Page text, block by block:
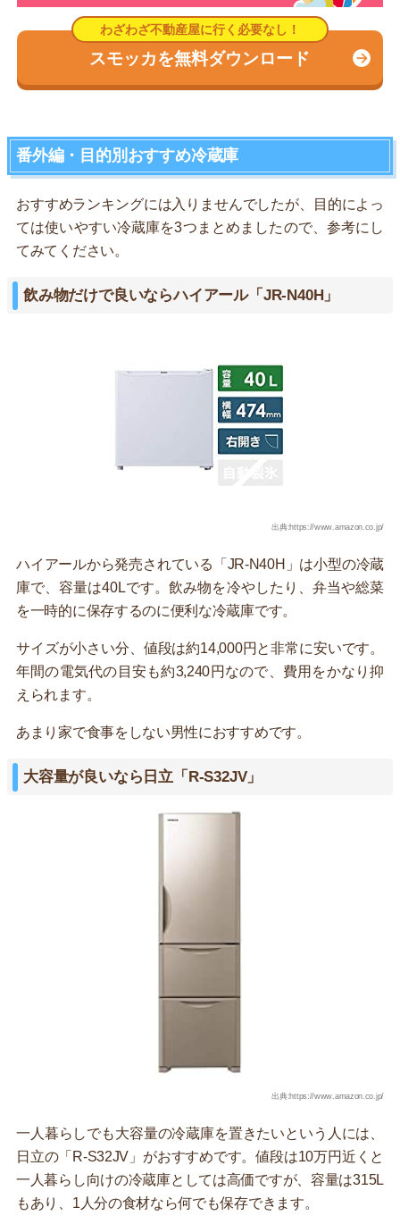
スモッカを無料ダウンロード
番外編・目的別おすすめ冷蔵庫
おすすめランキングには入りませんでしたが、目的によっ
ては使いやすい冷蔵庫を3つまとめましたので、参考にし
てみてください。
飲み物だけで良いならハイアール「JR-N40H」
出典:https://www.amazon.co.jp/
ハイアールから発売されている「JR-N40H」は小型の冷蔵
庫で、容量は40Lです。飲み物を冷やしたり、弁当や総菜
を一時的に保存するのに便利な冷蔵庫です。
サイズが小さい分、値段は約14,000円と非常に安いです。
年間の電気代の目安も約3,240円なので、費用をかなり抑
えられます。
あまり家で食事をしない男性におすすめです。
大容量が良いなら日立「R-S32JV」
出典:https://www.amazon.co.jp/
一人暮らしでも大容量の冷蔵庫を置きたいという人には、
日立の「R-S32JV」がおすすめです。値段は10万円近くと
一人暮らし向けの冷蔵庫としては高価ですが、容量は315L
もあり、1人分の食材なら何でも保存できます。